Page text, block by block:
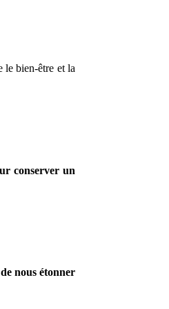
le bien-être et la
conserver un
nous étonner